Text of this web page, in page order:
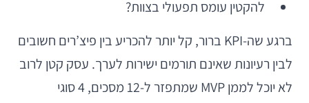
להקטין עומס תפעולי בצוות?
ברגע שה-KPI ברור, קל יותר להכריע בין פיצ’רים חשובים
לבין רעיונות שאינם תורמים ישירות לערך. עסק קטן לרוב
לא יוכל לממן MVP שמתפזר ל-12 מסכים, 4 סוגי